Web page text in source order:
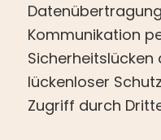
Kommunikation
Sicherheitslücken
lückenloser
Zugriff durch